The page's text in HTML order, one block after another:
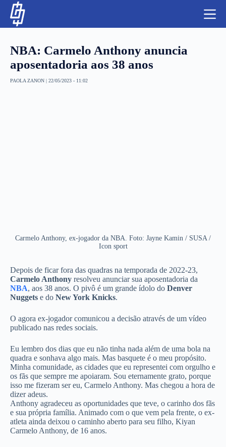
NBA: Carmelo Anthony anuncia
aposentadoria aos 38 anos
PAOLA ZANON | 22/05/2023 - 11:02
Carmelo Anthony, ex-jogador da NBA. Foto: Jayne Kamin / SUSA /
Icon sport
Depois de ficar fora das quadras na temporada de 2022-23,
Carmelo Anthony resolveu anunciar sua aposentadoria da
NBA, aos 38 anos. O pivô é um grande ídolo do Denver
Nuggets e do New York Knicks.
O agora ex-jogador comunicou a decisão através de um vídeo
publicado nas redes sociais.
Eu lembro dos dias que eu não tinha nada além de uma bola na
quadra e sonhava algo mais. Mas basquete é o meu propósito.
Minha comunidade, as cidades que eu representei com orgulho e
os fãs que sempre me apoiaram. Sou eternamente grato, porque
isso me fizeram ser eu, Carmelo Anthony. Mas chegou a hora de
dizer adeus.
Anthony agradeceu as oportunidades que teve, o carinho dos fãs
e sua própria família. Animado com o que vem pela frente, o ex-
atleta ainda deixou o caminho aberto para seu filho, Kiyan
Carmelo Anthony, de 16 anos.